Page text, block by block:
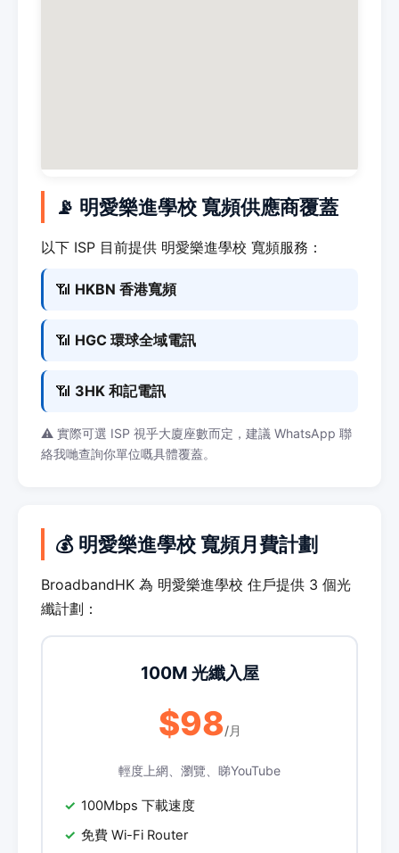
📡 明愛樂進學校 寬頻供應商覆蓋
以下 ISP 目前提供 明愛樂進學校 寬頻服務：
📶 HKBN 香港寬頻
📶 HGC 環球全域電訊
📶 3HK 和記電訊
⚠️ 實際可選 ISP 視乎大廈座數而定，建議 WhatsApp 聯
絡我哋查詢你單位嘅具體覆蓋。
💰 明愛樂進學校 寬頻月費計劃
BroadbandHK 為 明愛樂進學校 住戶提供 3 個光
纖計劃：
100M 光纖入屋
$98/月
輕度上網、瀏覽、睇YouTube
100Mbps 下載速度
免費 Wi-Fi Router